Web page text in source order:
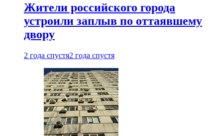
Жители российского города
устроили заплыв по оттаявшему
двору
2 года спустя2 года спустя